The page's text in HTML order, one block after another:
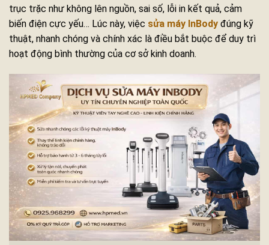
trục trặc như không lên nguồn, sai số, lỗi in kết quả, cảm
biến điện cực yếu… Lúc này, việc sửa máy InBody đúng kỹ
thuật, nhanh chóng và chính xác là điều bắt buộc để duy trì
hoạt động bình thường của cơ sở kinh doanh.